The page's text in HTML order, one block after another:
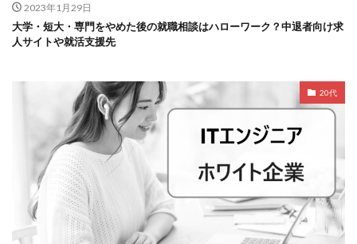
2023年1月29日
大学・短大・専門をやめた後の就職相談はハローワーク？中退者向け求
人サイトや就活支援先
20代